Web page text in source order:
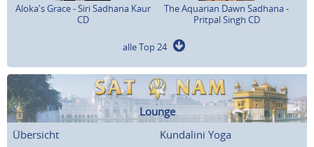
Aloka's Grace - Siri Sadhana Kaur
CD
The Aquarian Dawn Sadhana -
Pritpal Singh CD
alle Top 24
Lounge
Übersicht
Kundalini Yoga